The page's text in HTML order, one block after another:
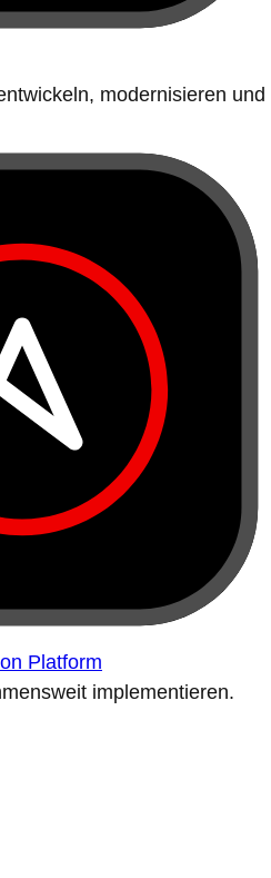
modernisieren und
Platform
implementieren.